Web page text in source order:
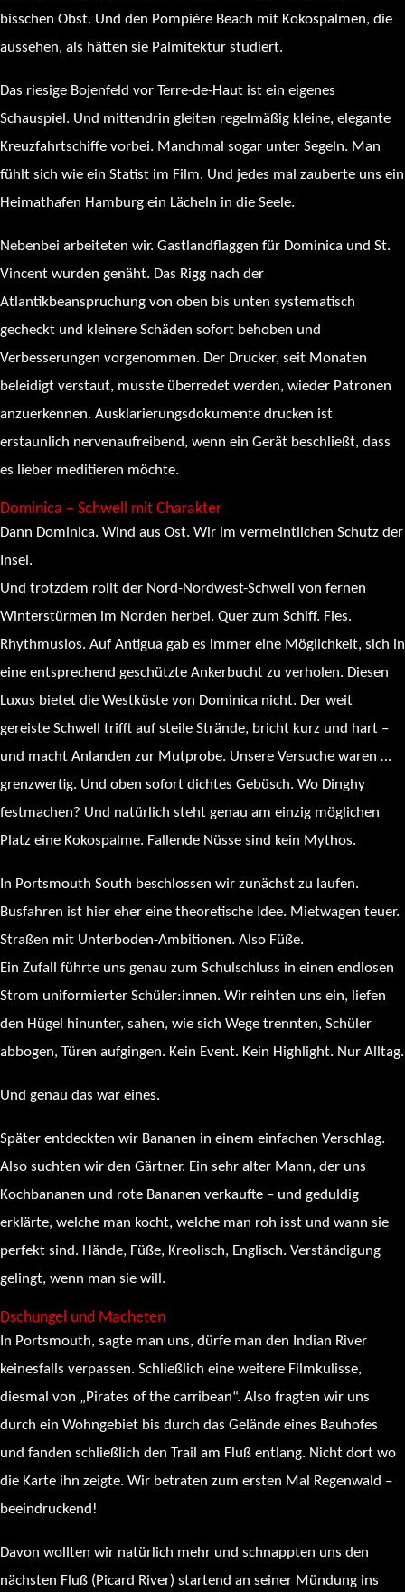
bisschen Obst. Und den Pompière Beach mit Kokospalmen, die
aussehen, als hätten sie Palmitektur studiert.
Das riesige Bojenfeld vor Terre-de-Haut ist ein eigenes
Schauspiel. Und mittendrin gleiten regelmäßig kleine, elegante
Kreuzfahrtschiffe vorbei. Manchmal sogar unter Segeln. Man
fühlt sich wie ein Statist im Film. Und jedes mal zauberte uns ein
Heimathafen Hamburg ein Lächeln in die Seele.
Nebenbei arbeiteten wir. Gastlandflaggen für Dominica und St.
Vincent wurden genäht. Das Rigg nach der
Atlantikbeanspruchung von oben bis unten systematisch
gecheckt und kleinere Schäden sofort behoben und
Verbesserungen vorgenommen. Der Drucker, seit Monaten
beleidigt verstaut, musste überredet werden, wieder Patronen
anzuerkennen. Ausklarierungsdokumente drucken ist
erstaunlich nervenaufreibend, wenn ein Gerät beschließt, dass
es lieber meditieren möchte.
Dominica – Schwell mit Charakter
Dann Dominica. Wind aus Ost. Wir im vermeintlichen Schutz der
Insel.
Und trotzdem rollt der Nord-Nordwest-Schwell von fernen
Winterstürmen im Norden herbei. Quer zum Schiff. Fies.
Rhythmuslos. Auf Antigua gab es immer eine Möglichkeit, sich in
eine entsprechend geschützte Ankerbucht zu verholen. Diesen
Luxus bietet die Westküste von Dominica nicht. Der weit
gereiste Schwell trifft auf steile Strände, bricht kurz und hart –
und macht Anlanden zur Mutprobe. Unsere Versuche waren …
grenzwertig. Und oben sofort dichtes Gebüsch. Wo Dinghy
festmachen? Und natürlich steht genau am einzig möglichen
Platz eine Kokospalme. Fallende Nüsse sind kein Mythos.
In Portsmouth South beschlossen wir zunächst zu laufen.
Busfahren ist hier eher eine theoretische Idee. Mietwagen teuer.
Straßen mit Unterboden-Ambitionen. Also Füße.
Ein Zufall führte uns genau zum Schulschluss in einen endlosen
Strom uniformierter Schüler:innen. Wir reihten uns ein, liefen
den Hügel hinunter, sahen, wie sich Wege trennten, Schüler
abbogen, Türen aufgingen. Kein Event. Kein Highlight. Nur Alltag.
Und genau das war eines.
Später entdeckten wir Bananen in einem einfachen Verschlag.
Also suchten wir den Gärtner. Ein sehr alter Mann, der uns
Kochbananen und rote Bananen verkaufte – und geduldig
erklärte, welche man kocht, welche man roh isst und wann sie
perfekt sind. Hände, Füße, Kreolisch, Englisch. Verständigung
gelingt, wenn man sie will.
Dschungel und Macheten
In Portsmouth, sagte man uns, dürfe man den Indian River
keinesfalls verpassen. Schließlich eine weitere Filmkulisse,
diesmal von „Pirates of the carribean“. Also fragten wir uns
durch ein Wohngebiet bis durch das Gelände eines Bauhofes
und fanden schließlich den Trail am Fluß entlang. Nicht dort wo
die Karte ihn zeigte. Wir betraten zum ersten Mal Regenwald –
beeindruckend!
Davon wollten wir natürlich mehr und schnappten uns den
nächsten Fluß (Picard River) startend an seiner Mündung ins